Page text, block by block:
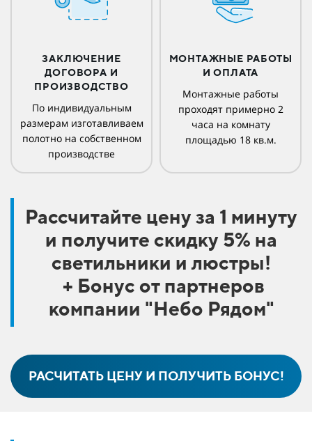
ЗАКЛЮЧЕНИЕ
ДОГОВОРА И
ПРОИЗВОДСТВО
По индивидуальным
размерам изготавливаем
полотно на собственном
производстве
МОНТАЖНЫЕ РАБОТЫ
И ОПЛАТА
Монтажные работы
проходят примерно 2
часа на комнату
площадью 18 кв.м.
Рассчитайте цену за 1 минуту
и получите скидку 5% на
светильники и люстры!
+ Бонус от партнеров
компании "Небо Рядом"
РАСЧИТАТЬ ЦЕНУ И ПОЛУЧИТЬ БОНУС!